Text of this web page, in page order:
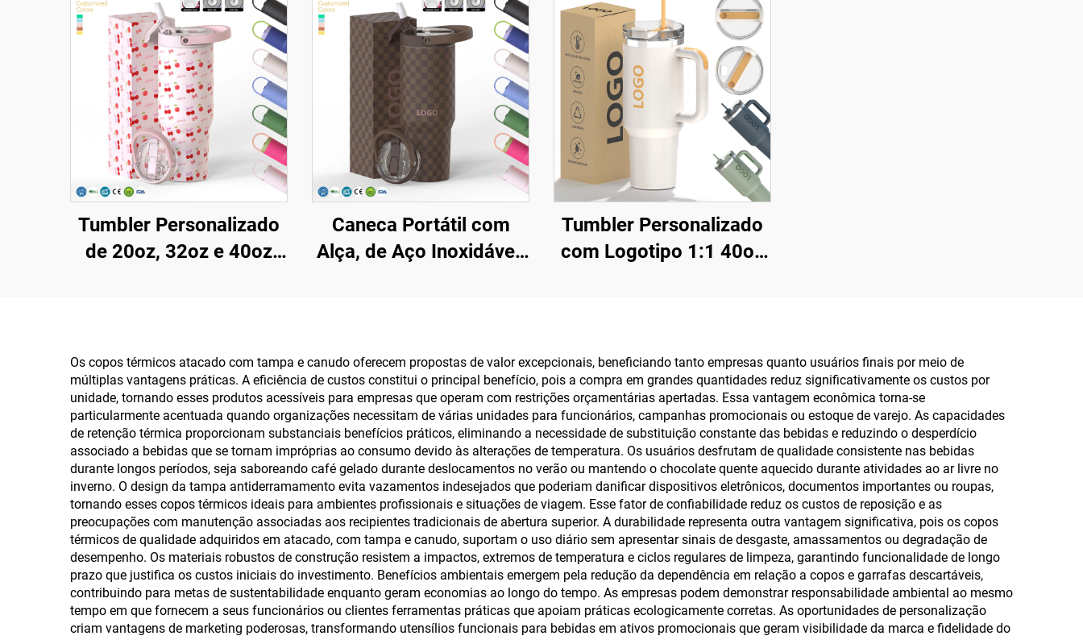
Tumbler Personalizado
de 20oz, 32oz e 40oz
Caneca de Aço
Inoxidável para Viagem
com Alça, para Bebidas
Quentes e Frias
Caneca Portátil com
Alça, de Aço Inoxidável,
Bebidas Quentes e Frias,
com Logotipo
Personalizado
Tumbler Personalizado
com Logotipo 1:1 40oz
Dia dos Namorados e
Camping
Os copos térmicos atacado com tampa e canudo oferecem propostas de valor excepcionais, beneficiando tanto empresas quanto usuários finais por meio de
múltiplas vantagens práticas. A eficiência de custos constitui o principal benefício, pois a compra em grandes quantidades reduz significativamente os custos por
unidade, tornando esses produtos acessíveis para empresas que operam com restrições orçamentárias apertadas. Essa vantagem econômica torna-se
particularmente acentuada quando organizações necessitam de várias unidades para funcionários, campanhas promocionais ou estoque de varejo. As capacidades
de retenção térmica proporcionam substanciais benefícios práticos, eliminando a necessidade de substituição constante das bebidas e reduzindo o desperdício
associado a bebidas que se tornam impróprias ao consumo devido às alterações de temperatura. Os usuários desfrutam de qualidade consistente nas bebidas
durante longos períodos, seja saboreando café gelado durante deslocamentos no verão ou mantendo o chocolate quente aquecido durante atividades ao ar livre no
inverno. O design da tampa antiderramamento evita vazamentos indesejados que poderiam danificar dispositivos eletrônicos, documentos importantes ou roupas,
tornando esses copos térmicos ideais para ambientes profissionais e situações de viagem. Esse fator de confiabilidade reduz os custos de reposição e as
preocupações com manutenção associadas aos recipientes tradicionais de abertura superior. A durabilidade representa outra vantagem significativa, pois os copos
térmicos de qualidade adquiridos em atacado, com tampa e canudo, suportam o uso diário sem apresentar sinais de desgaste, amassamentos ou degradação de
desempenho. Os materiais robustos de construção resistem a impactos, extremos de temperatura e ciclos regulares de limpeza, garantindo funcionalidade de longo
prazo que justifica os custos iniciais do investimento. Benefícios ambientais emergem pela redução da dependência em relação a copos e garrafas descartáveis,
contribuindo para metas de sustentabilidade enquanto geram economias ao longo do tempo. As empresas podem demonstrar responsabilidade ambiental ao mesmo
tempo em que fornecem a seus funcionários ou clientes ferramentas práticas que apoiam práticas ecologicamente corretas. As oportunidades de personalização
criam vantagens de marketing poderosas, transformando utensílios funcionais para bebidas em ativos promocionais que geram visibilidade da marca e fidelidade do